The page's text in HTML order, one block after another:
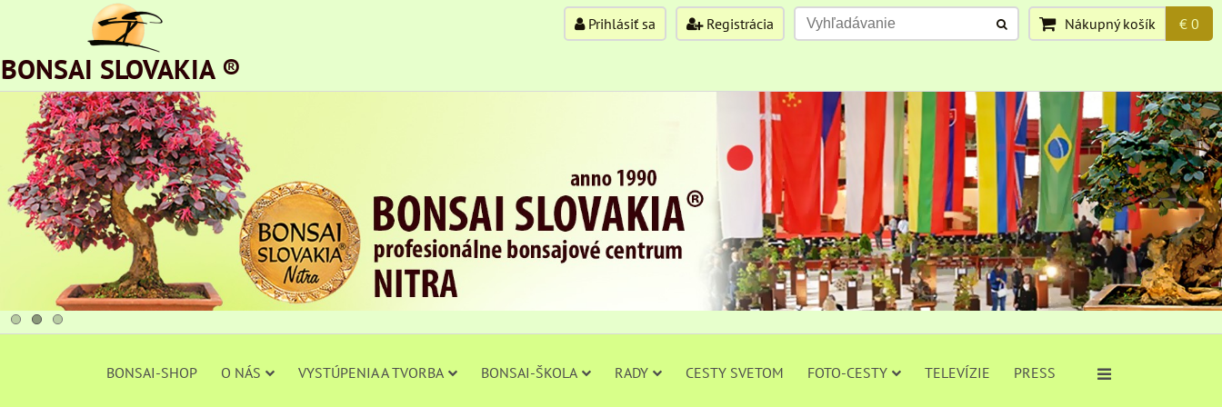
BONSAI SLOVAKIA ®
Prihlásiť sa Registrácia Nákupný košík € 0
BONSAI-SHOP O NÁS VYSTÚPENIA A TVORBA BONSAI-ŠKOLA RADY CESTY SVETOM FOTO-CESTY TELEVÍZIE PRESS